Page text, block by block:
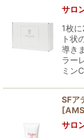
サロ
1枚
ト状
導き
ラー
ミン
SFア
[
サロ